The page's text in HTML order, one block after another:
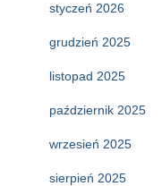
styczeń 2026
grudzień 2025
listopad 2025
październik 2025
wrzesień 2025
sierpień 2025